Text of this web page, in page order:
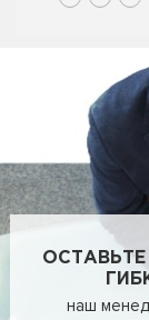
наш